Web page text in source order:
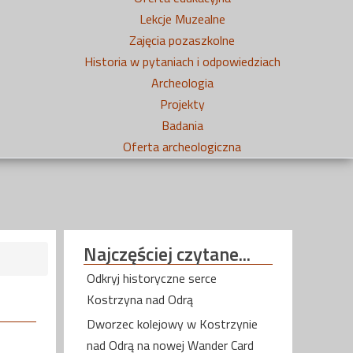
Lekcje Muzealne
Zajęcia pozaszkolne
Historia w pytaniach i odpowiedziach
Archeologia
Projekty
Badania
Oferta archeologiczna
Najczęściejczytane...
Odkryj historyczne serce
Kostrzyna nad Odrą
Dworzec kolejowy w Kostrzynie
nad Odrą na nowej Wander Card